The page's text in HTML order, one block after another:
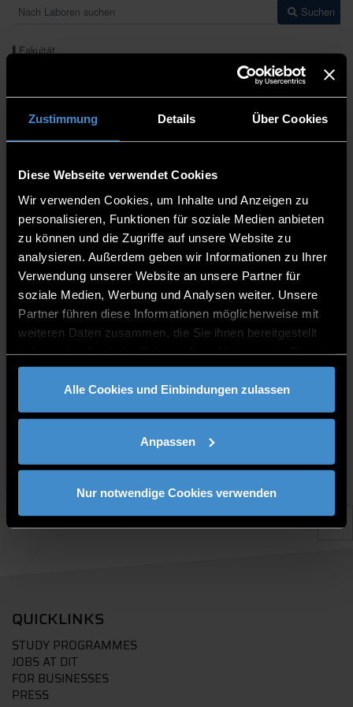
Zustimmung Details Über Cookies
Diese Webseite verwendet Cookies
Wir verwenden Cookies, um Inhalte und Anzeigen zu
personalisieren, Funktionen für soziale Medien anbieten
zu können und die Zugriffe auf unsere Website zu
analysieren. Außerdem geben wir Informationen zu Ihrer
Verwendung unserer Website an unsere Partner für
soziale Medien, Werbung und Analysen weiter. Unsere
Partner führen diese Informationen möglicherweise mit
weiteren Daten zusammen, die Sie ihnen bereitgestellt
gesammelt haben.
Alle Cookies und Einbindungen zulassen
Anpassen
Nur notwendige Cookies verwenden
QUICKLINKS
STUDY PROGRAMMES
JOBS AT DIT
FOR BUSINESSES
PRESS